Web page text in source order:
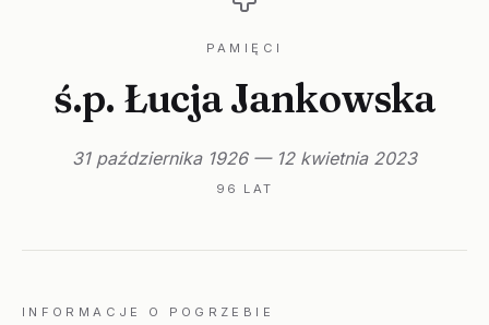
PAMIĘCI
ś.p. Łucja Jankowska
31 października 1926 — 12 kwietnia 2023
96 LAT
INFORMACJE O POGRZEBIE